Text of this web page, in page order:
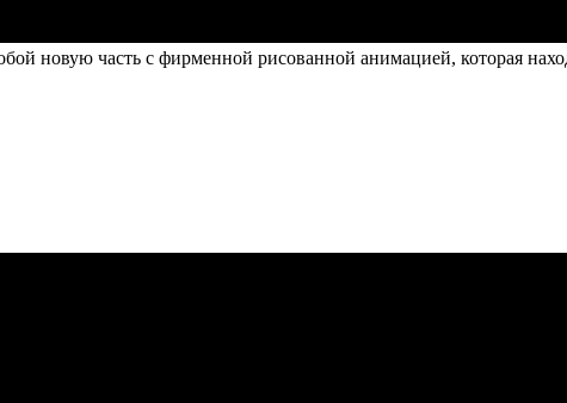
новую часть с фирменной рисованной анимацией, которая